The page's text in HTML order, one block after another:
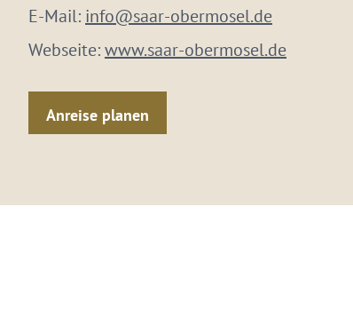
E-Mail: info@saar-obermosel.de
Webseite:www.saar-obermosel.de
Anreise planen